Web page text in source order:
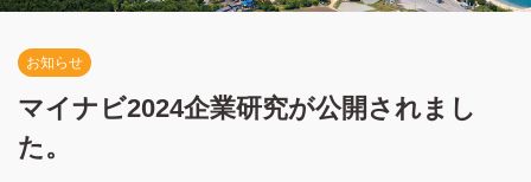
お知らせ
マイナビ2024企業研究が公開されまし
た。